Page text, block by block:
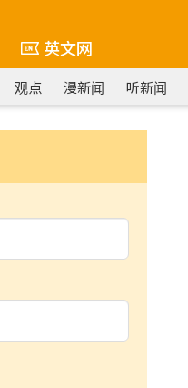
英文网
观点 漫新闻 听新闻